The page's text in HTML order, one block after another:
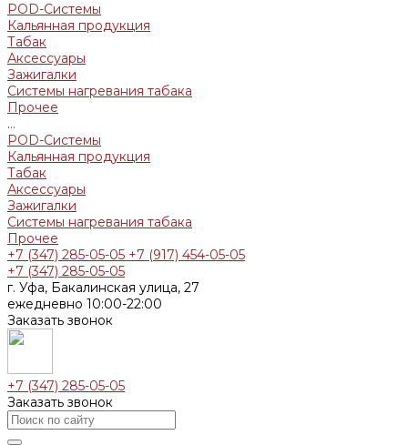
POD-Системы
Кальянная продукция
Табак
Аксессуары
Зажигалки
Системы нагревания табака
Прочее
...
POD-Системы
Кальянная продукция
Табак
Аксессуары
Зажигалки
Системы нагревания табака
Прочее
+7 (347) 285-05-05 +7 (917) 454-05-05
+7 (347) 285-05-05
г. Уфа, Бакалинская улица, 27
ежедневно 10:00-22:00
Заказать звонок
+7 (347) 285-05-05
Заказать звонок